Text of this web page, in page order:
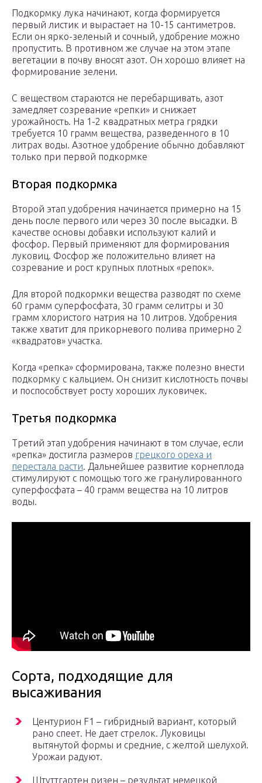
Подкормку лука начинают, когда формируется
первый листик и вырастает на 10-15 сантиметров.
Если он ярко-зеленый и сочный, удобрение можно
пропустить. В противном же случае на этом этапе
вегетации в почву вносят азот. Он хорошо влияет на
формирование зелени.
С веществом стараются не перебарщивать, азот
замедляет созревание «репки» и снижает
урожайность. На 1-2 квадратных метра грядки
требуется 10 грамм вещества, разведенного в 10
литрах воды. Азотное удобрение обычно добавляют
только при первой подкормке
Вторая подкормка
Второй этап удобрения начинается примерно на 15
день после первого или через 30 после высадки. В
качестве основы добавки используют калий и
фосфор. Первый применяют для формирования
луковиц. Фосфор же положительно влияет на
созревание и рост крупных плотных «репок».
Для второй подкормки вещества разводят по схеме
60 грамм суперфосфата, 30 грамм селитры и 30
грамм хлористого натрия на 10 литров. Удобрения
также хватит для прикорневого полива примерно 2
«квадратов» участка.
Когда «репка» сформирована, также полезно внести
подкормку с кальцием. Он снизит кислотность почвы
и поспособствует росту хороших луковичек.
Третья подкормка
Третий этап удобрения начинают в том случае, если
«репка» достигла размеров грецкого ореха и
перестала расти. Дальнейшее развитие корнеплода
стимулируют с помощью того же гранулированного
суперфосфата – 40 грамм вещества на 10 литров
воды.
Сорта, подходящие для
высаживания
Центурион F1 – гибридный вариант, который
рано спеет. Не дает стрелок. Луковицы
вытянутой формы и средние, с желтой шелухой.
Урожаи радуют.
Штуттгартен ризен – результат немецкой